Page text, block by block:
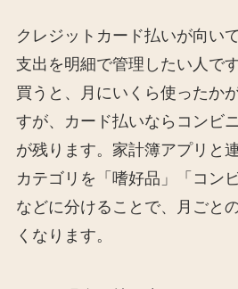
クレジットカード払いが向い
支出を明細で管理したい人で
買うと、月にいくら使ったか
すが、カード払いならコンビ
が残ります。家計簿アプリと
カテゴリを「嗜好品」「コン
などに分けることで、月ごと
くなります。